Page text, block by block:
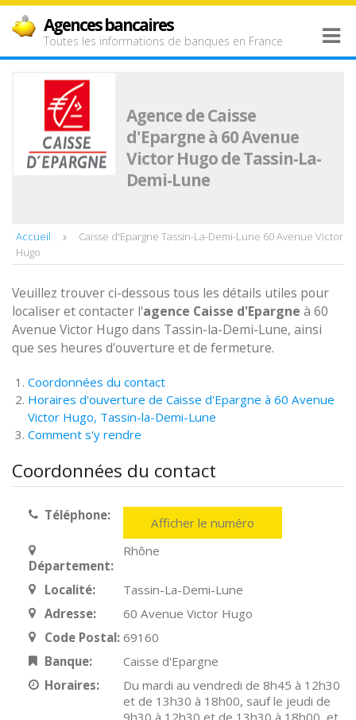
Agences bancaires
Toutes les informations de banques en France
Agence de Caisse
d'Epargne à 60 Avenue
Victor Hugo de Tassin-La-
Demi-Lune
Accueil
Caisse d'Epargne Tassin-La-Demi-Lune 60 Avenue Victor
Hugo
Veuillez trouver ci-dessous tous les détails utiles pour
localiser et contacter l'agence Caisse d'Epargne à 60
Avenue Victor Hugo dans Tassin-la-Demi-Lune, ainsi
que ses heures d'ouverture et de fermeture.
Coordonnées du contact
Horaires d'ouverture de Caisse d'Epargne à 60 Avenue
Victor Hugo, Tassin-la-Demi-Lune
Comment s'y rendre
Coordonnées du contact
Téléphone: Afficher le numéro
Département:
Rhône
Localité:
Tassin-La-Demi-Lune
Adresse:
60 Avenue Victor Hugo
Code Postal: 69160
Banque:
Caisse d'Epargne
Horaires:
Du mardi au vendredi de 8h45 à 12h30
et de 13h30 à 18h00, sauf le jeudi de
9h30 à 12h30 et de 13h30 à 18h00, et